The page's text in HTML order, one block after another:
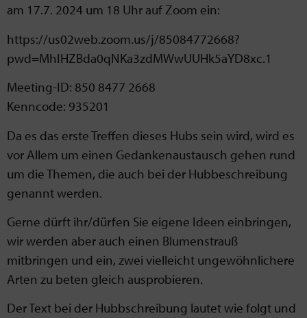
am 17.7. 2024 um 18 Uhr auf Zoom ein:
https://us02web.zoom.us/j/85084772668?
pwd=MhIHZBda0qNKa3zdMWwUUHk5aYD8xc.1
Meeting-ID: 850 8477 2668
Kenncode: 935201
Da es das erste Treffen dieses Hubs sein wird, wird es
vor Allem um einen Gedankenaustausch gehen rund
um die Themen, die auch bei der Hubbeschreibung
genannt werden.
Gerne dürft ihr/dürfen Sie eigene Ideen einbringen,
wir werden aber auch einen Blumenstrauß
mitbringen und ein, zwei vielleicht ungewöhnlichere
Arten zu beten gleich ausprobieren.
Der Text bei der Hubbschreibung lautet wie folgt und